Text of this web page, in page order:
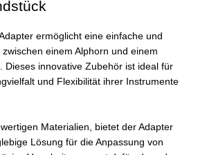
ermöglicht eine einfache und
einem Alphorn und einem
Dieses innovative Zubehör ist ideal für
und Flexibilität ihrer Instrumente
Materialien, bietet der Adapter
Lösung für die Anpassung von